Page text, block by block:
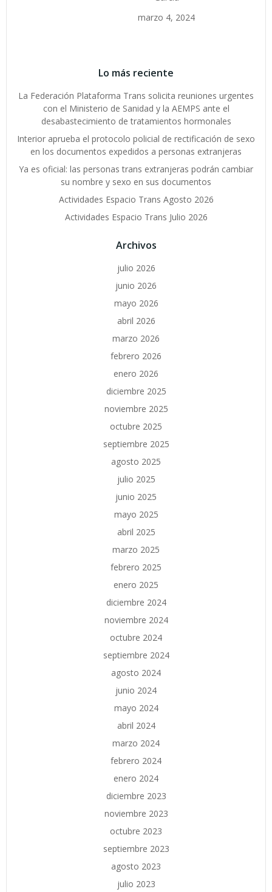
marzo 4, 2024
Lo más reciente
La Federación Plataforma Trans solicita reuniones urgentes
con el Ministerio de Sanidad y la AEMPS ante el
desabastecimiento de tratamientos hormonales
Interior aprueba el protocolo policial de rectificación de sexo
en los documentos expedidos a personas extranjeras
Ya es oficial: las personas trans extranjeras podrán cambiar
su nombre y sexo en sus documentos
Actividades Espacio Trans Agosto 2026
Actividades Espacio Trans Julio 2026
Archivos
julio 2026
junio 2026
mayo 2026
abril 2026
marzo 2026
febrero 2026
enero 2026
diciembre 2025
noviembre 2025
octubre 2025
septiembre 2025
agosto 2025
julio 2025
junio 2025
mayo 2025
abril 2025
marzo 2025
febrero 2025
enero 2025
diciembre 2024
noviembre 2024
octubre 2024
septiembre 2024
agosto 2024
junio 2024
mayo 2024
abril 2024
marzo 2024
febrero 2024
enero 2024
diciembre 2023
noviembre 2023
octubre 2023
septiembre 2023
agosto 2023
julio 2023